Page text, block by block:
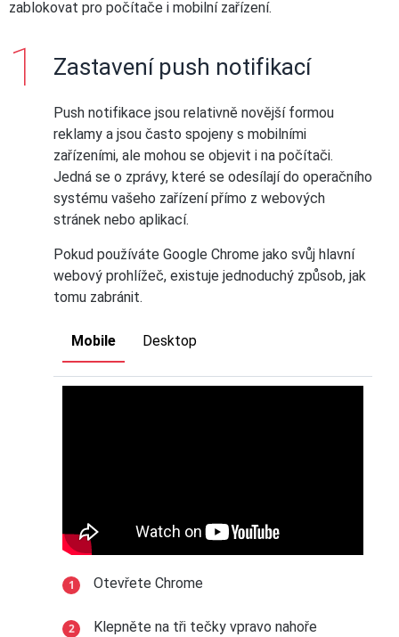
zablokovat pro počítače i mobilní zařízení.
Zastavení push notifikací
Push notifikace jsou relativně novější formou
reklamy a jsou často spojeny s mobilními
zařízeními, ale mohou se objevit i na počítači.
Jedná se o zprávy, které se odesílají do operačního
systému vašeho zařízení přímo z webových
stránek nebo aplikací.
Pokud používáte Google Chrome jako svůj hlavní
webový prohlížeč, existuje jednoduchý způsob, jak
tomu zabránit.
Mobile Desktop
Otevřete Chrome
Klepněte na tři tečky vpravo nahoře